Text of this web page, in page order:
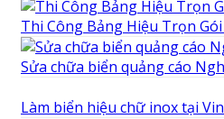
Thi Công Bảng Hiệu Trọn
Sửa chữa biển quảng cáo
Làm biển hiệu chữ inox tại